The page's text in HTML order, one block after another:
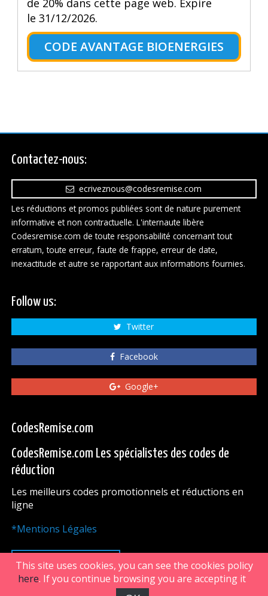
de 20% dans cette page web. Expire
le 31/12/2026.
CODE AVANTAGE BIOENERGIES
Contactez-nous:
ecriveznous@codesremise.com
Les réductions et promos publiées sont de nature purement
informative et non contractuelle. L'internaute libère
Codesremise.com de toute responsabilité concernant tout
erratum, toute erreur, faute de frappe, erreur de date,
inexactitude et autre se rapportant aux informations fournies.
Follow us:
Twitter
Facebook
Google+
CodesRemise.com
CodesRemise.com Les spécialistes des codes de
réduction
Les meilleurs codes promotionnels et réductions en
ligne
*Mentions Légales
HAUT DE PAGE
This site uses cookies, you can see the cookies policy
here. If you continue browsing you are accepting it